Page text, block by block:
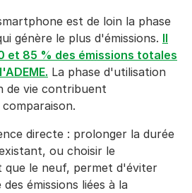
est de loin la phase
génère le plus d'émissions. Il
et 85 % des émissions totales
La phase d'utilisation
de vie contribuent
directe : prolonger la durée
ou choisir le
le neuf, permet d'éviter
émissions liées à la